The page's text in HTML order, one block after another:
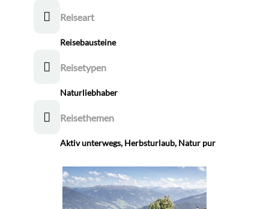
Reiseart
Reisebausteine
Reisetypen
Naturliebhaber
Reisethemen
Aktiv unterwegs, Herbsturlaub, Natur pur